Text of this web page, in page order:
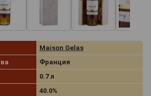
Maison Gelas
Франция
0.7 л
40.0%